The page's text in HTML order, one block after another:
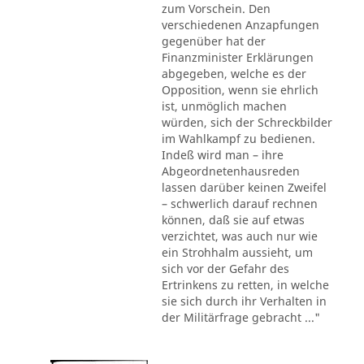
zum Vorschein. Den
verschiedenen Anzapfungen
gegenüber hat der
Finanzminister Erklärungen
abgegeben, welche es der
Opposition, wenn sie ehrlich
ist, unmöglich machen
würden, sich der Schreckbilder
im Wahlkampf zu bedienen.
Indeß wird man – ihre
Abgeordnetenhausreden
lassen darüber keinen Zweifel
– schwerlich darauf rechnen
können, daß sie auf etwas
verzichtet, was auch nur wie
ein Strohhalm aussieht, um
sich vor der Gefahr des
Ertrinkens zu retten, in welche
sie sich durch ihr Verhalten in
der Militärfrage gebracht ..."